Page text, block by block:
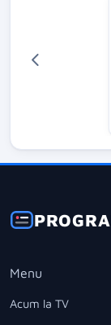
Menu
Acum la TV